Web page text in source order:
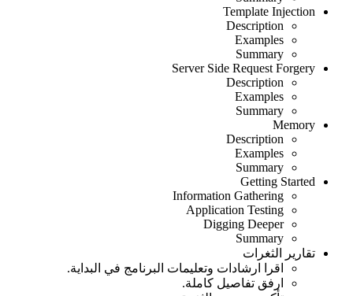
Template Injection
Description
Examples
Summary
Server Side Request Forgery
Description
Examples
Summary
Memory
Description
Examples
Summary
Getting Started
Information Gathering
Application Testing
Digging Deeper
Summary
تقارير الثغرات
اقرا ارشادات وتعليمات البرنامج في البداية.
ارفق تفاصيل كاملة.